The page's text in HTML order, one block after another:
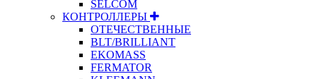
SELCOM
КОНТРОЛЛЕРЫ
ОТЕЧЕСТВЕННЫЕ
BLT/BRILLIANT
EKOMASS
FERMATOR